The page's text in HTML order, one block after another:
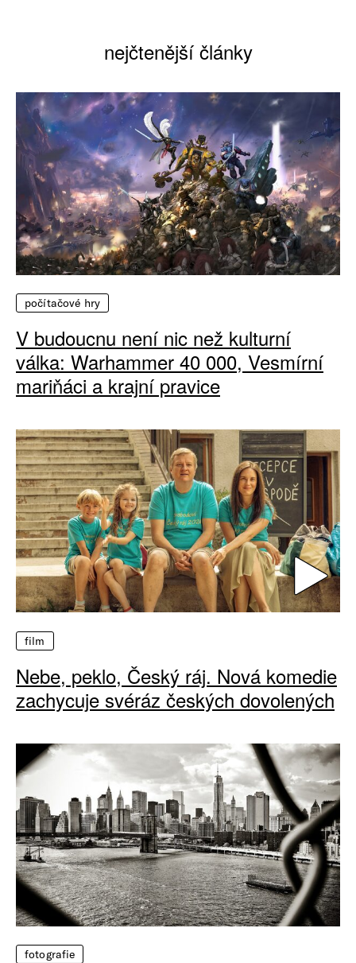
nejčtenější články
počítačové hry
V budoucnu není nic než kulturní
válka: Warhammer 40 000, Vesmírní
mariňáci a krajní pravice
film
Nebe, peklo, Český ráj. Nová komedie
zachycuje svéráz českých dovolených
fotografie